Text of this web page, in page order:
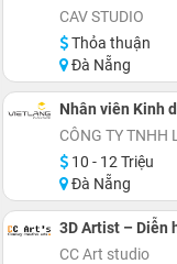
CAV STUDIO
Thỏa thuận
Đà Nẵng
Nhân viên Kinh
CÔNG TY TNHH
10 - 12 Triệu
Đà Nẵng
3D Artist – Diễn
CC Art studio